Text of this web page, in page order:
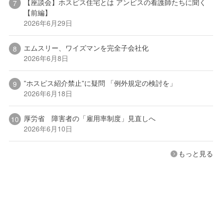
【座談会】ホスピス住宅とは アンビスの看護師たちに聞く
【前編】
2026年6月29日
エムスリー、ワイズマンを完全子会社化
2026年6月8日
”ホスピス紹介禁止”に疑問 「例外規定の検討を」
2026年6月18日
厚労省 障害者の「雇用率制度」見直しへ
2026年6月10日
もっと見る